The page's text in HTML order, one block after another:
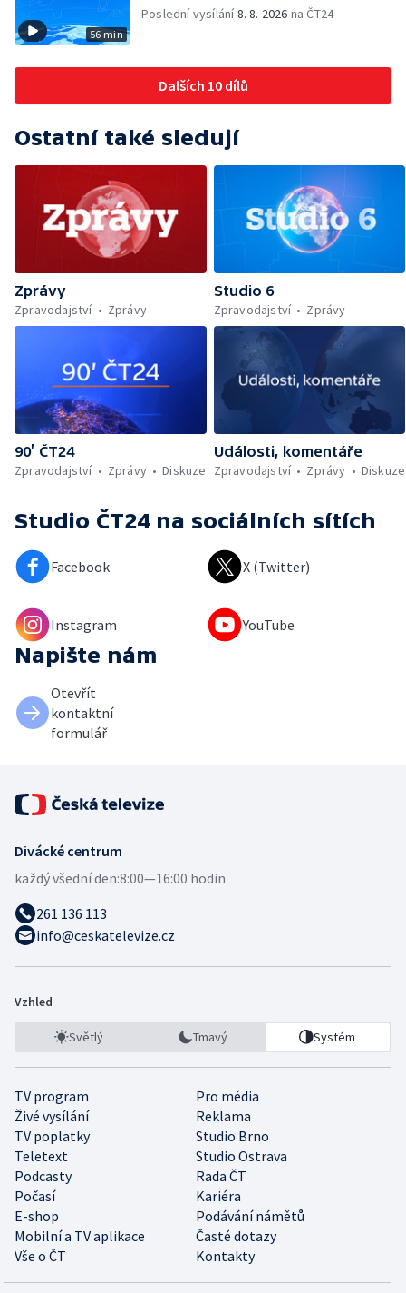
56 min
Poslední vysílání8. 8. 2026 na ČT24
Dalších 10 dílů
Ostatní také sledují
Zprávy
Zpravodajství
Zprávy
Studio 6
Zpravodajství
Zprávy
90’ ČT24
Zpravodajství
Zprávy Diskuze
Události, komentáře
Zpravodajství
Zprávy Diskuze
Studio ČT24 na sociálních sítích
Facebook X (Twitter)
Instagram YouTube
Napište nám
Otevřít
kontaktní
formulář
Divácké centrum
každý všední den:8:00—16:00 hodin
261 136 113
info@ceskatelevize.cz
Vzhled
Světlý Tmavý Systém
TV program
Pro média
Živé vysílání
Reklama
TV poplatky
Studio Brno
Teletext
Studio Ostrava
Podcasty
Rada ČT
Počasí
Kariéra
E-shop
Podávání námětů
Mobilní a TV aplikace
Časté dotazy
Vše o ČT
Kontakty